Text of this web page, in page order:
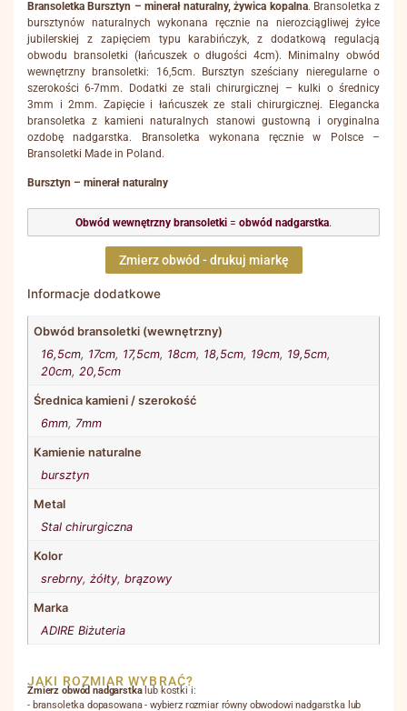
Bransoletka Bursztyn – minerał naturalny, żywica kopalna. Bransoletka z
bursztynów naturalnych wykonana ręcznie na nierozciągliwej żyłce
jubilerskiej z zapięciem typu karabińczyk, z dodatkową regulacją
obwodu bransoletki (łańcuszek o długości 4cm). Minimalny obwód
wewnętrzny bransoletki: 16,5cm. Bursztyn sześciany nieregularne o
szerokości 6-7mm. Dodatki ze stali chirurgicznej – kulki o średnicy
3mm i 2mm. Zapięcie i łańcuszek ze stali chirurgicznej. Elegancka
bransoletka z kamieni naturalnych stanowi gustowną i oryginalna
ozdobę nadgarstka. Bransoletka wykonana ręcznie w Polsce –
Bransoletki Made in Poland.
Bursztyn – minerał naturalny
Obwód wewnętrzny bransoletki = obwód nadgarstka.
Zmierz obwód - drukuj miarkę
Informacje dodatkowe
Obwód bransoletki (wewnętrzny)
16,5cm, 17cm, 17,5cm, 18cm, 18,5cm, 19cm, 19,5cm,
20cm, 20,5cm
Średnica kamieni / szerokość
6mm, 7mm
Kamienie naturalne
bursztyn
Metal
Stal chirurgiczna
Kolor
srebrny, żółty, brązowy
Marka
ADIRE Biżuteria
JAKI ROZMIAR WYBRAĆ?
Zmierz obwód nadgarstkalub kostki i:
- bransoletka dopasowana - wybierz rozmiar równy obwodowi nadgarstka lub